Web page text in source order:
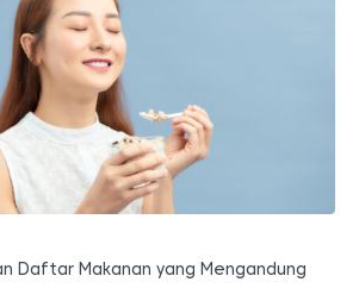
Daftar Makanan yang Mengandung